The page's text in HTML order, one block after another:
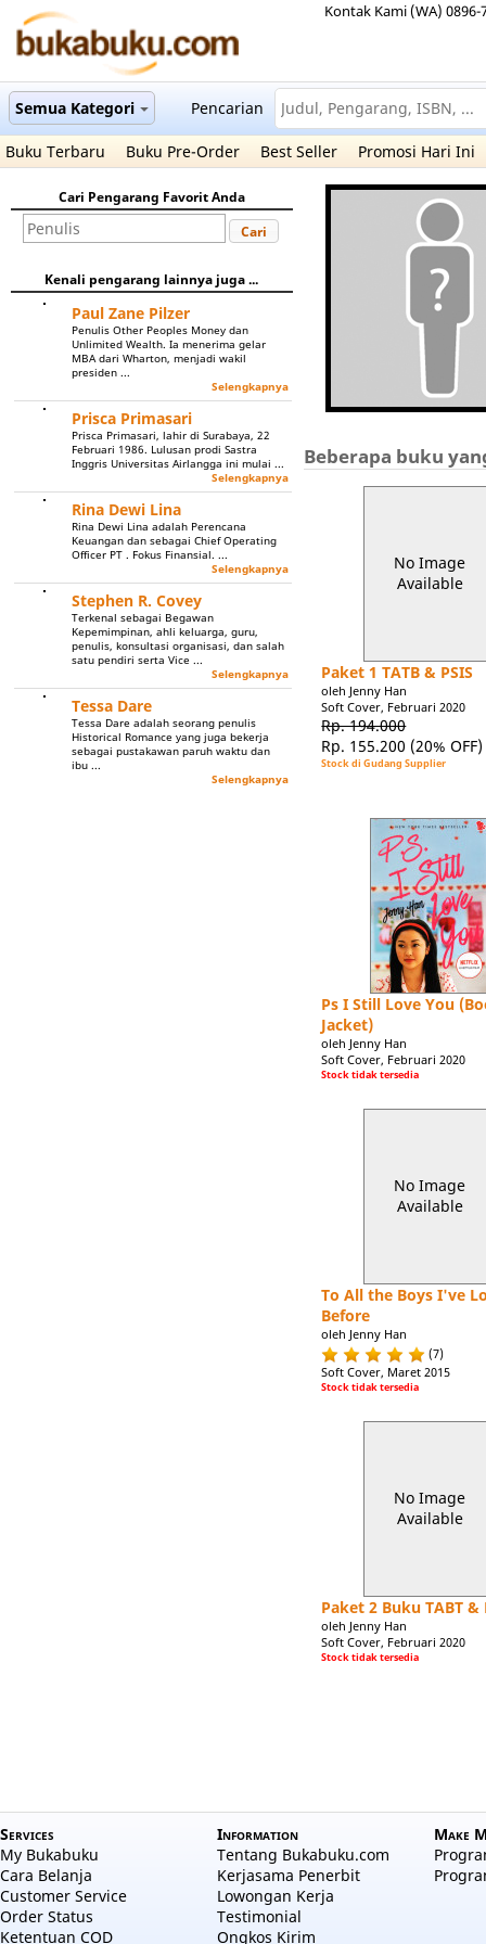
Kontak Kami (WA) 0896-
Semua Kategori Pencarian
Buku Terbaru Buku Pre-Order Best Seller Promosi Hari Ini
Cari Pengarang Favorit Anda
Cari
Kenali pengarang lainnya juga ...
Paul Zane Pilzer
Penulis Other Peoples Money dan
Unlimited Wealth. Ia menerima gelar
MBA dari Wharton, menjadi wakil
presiden ...
Selengkapnya
Prisca Primasari
Prisca Primasari, lahir di Surabaya, 22
Februari 1986. Lulusan prodi Sastra
Inggris Universitas Airlangga ini mulai ...
Selengkapnya
Rina Dewi Lina
Rina Dewi Lina adalah Perencana
Keuangan dan sebagai Chief Operating
Officer PT . Fokus Finansial. ...
Selengkapnya
Stephen R. Covey
Terkenal sebagai Begawan
Kepemimpinan, ahli keluarga, guru,
penulis, konsultasi organisasi, dan salah
satu pendiri serta Vice ...
Selengkapnya
Tessa Dare
Tessa Dare adalah seorang penulis
Historical Romance yang juga bekerja
sebagai pustakawan paruh waktu dan
ibu ...
Selengkapnya
Beberapa buku
No Image
Available
Paket 1 TATB & PSIS
oleh Jenny Han
Soft Cover, Februari 2020
Rp. 194.000
Rp. 155.200 (20% OFF)
Stock di Gudang Supplier
Ps I Still Love You
Jacket)
oleh Jenny Han
Soft Cover, Februari 2020
Stock tidak tersedia
No Image
Available
To All the Boys I've
Before
oleh Jenny Han
(7)
Soft Cover, Maret 2015
Stock tidak tersedia
No Image
Available
Paket 2 Buku TABT &
oleh Jenny Han
Soft Cover, Februari 2020
Stock tidak tersedia
Services
My Bukabuku
Cara Belanja
Customer Service
Order Status
Ketentuan COD
Information
Tentang Bukabuku.com
Kerjasama Penerbit
Lowongan Kerja
Testimonial
Ongkos Kirim
Make